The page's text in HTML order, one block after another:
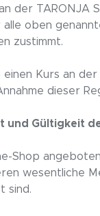
der TARONJA
oben
zustimmt.
einen Kurs an der
dieser
und Gültigkeit
Shop
wesentliche
sind.